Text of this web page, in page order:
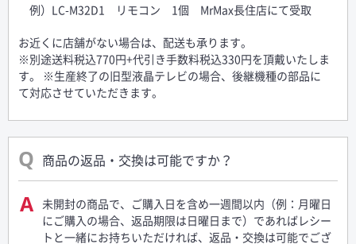
例）LC-M32D1 リモコン 1個 MrMax長住店にて受取
お近くに店舗がない場合は、配送も承ります。
※別途送料税込770円+代引き手数料税込330円を頂戴いたしま
す。 ※生産終了の旧型液晶テレビの場合、後継機種の部品に
て対応させていただきます。
商品の返品・交換は可能ですか？
未開封の商品で、ご購入日を含め一週間以内（例：月曜日
にご購入の場合、返品期限は日曜日まで）であればレシー
トと一緒にお持ちいただければ、返品・交換は可能でござ